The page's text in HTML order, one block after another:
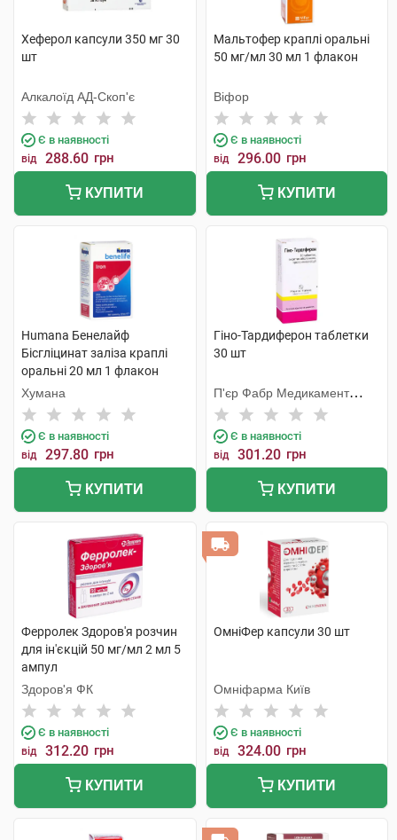
Хеферол капсули 350 мг 30
шт
Алкалоїд АД-Скоп'є
Є в наявності
від 288.60 грн
КУПИТИ
Мальтофер краплі оральні
50 мг/мл 30 мл 1 флакон
Віфор
Є в наявності
від 296.00 грн
КУПИТИ
Humana Бенелайф
Бісгліцинат заліза краплі
оральні 20 мл 1 флакон
Хумана
Є в наявності
від 297.80 грн
КУПИТИ
Гіно-Тардиферон таблетки
30 шт
П'єр Фабр Медикамент
Продакшн
Є в наявності
від 301.20 грн
КУПИТИ
Ферролек Здоров'я розчин
для ін'єкцій 50 мг/мл 2 мл 5
ампул
Здоров'я ФК
Є в наявності
від 312.20 грн
КУПИТИ
ОмніФер капсули 30 шт
Омніфарма Київ
Є в наявності
від 324.00 грн
КУПИТИ